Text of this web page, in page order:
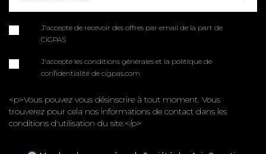
J'accepte de recevoir des offres par email de la part de
CIGPAS
J'accepte les conditions générales et la politique de
confidentialité de cigpas.com
<p>Vous pouvez vous désinscrire à tout moment. Vous
trouverez pour cela nos informations de contact dans les
conditions d'utilisation du site.</p>